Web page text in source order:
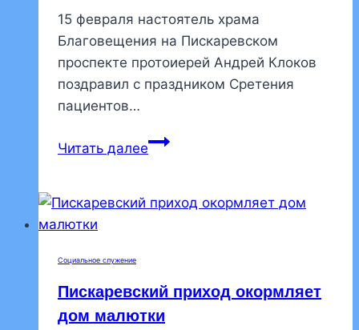
15 февраля настоятель храма
Благовещения на Пискаревском
проспекте протоиерей Андрей Клоков
поздравил с праздником Сретения
пациентов…
Читать далееНастоятель
поздравил
Сретением
Социальное служение
Пискаревский приход окормляет
дом малютки